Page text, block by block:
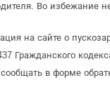
Во избежание
на сайте о
Гражданского
в форме